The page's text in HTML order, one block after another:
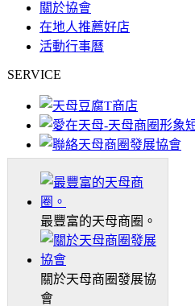
關於協會
在地人推薦好店
活動行事曆
SERVICE
最豐富的天母商圈。
關於天母商圈發展協
會